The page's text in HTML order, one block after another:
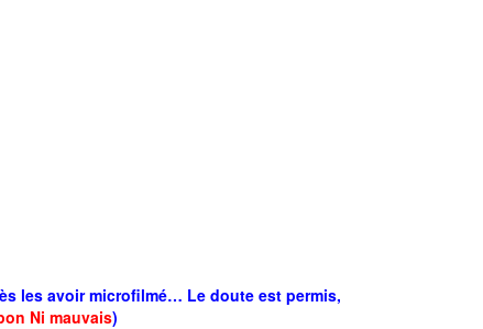
les avoir microfilmé… Le doute est permis,
Ni mauvais)